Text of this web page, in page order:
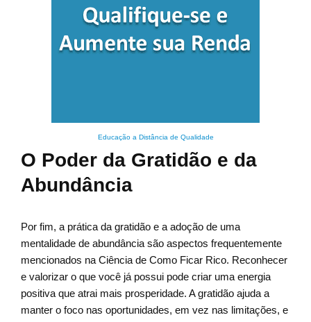
Educação a Distância de Qualidade
O Poder da Gratidão e da
Abundância
Por fim, a prática da gratidão e a adoção de uma
mentalidade de abundância são aspectos frequentemente
mencionados na Ciência de Como Ficar Rico. Reconhecer
e valorizar o que você já possui pode criar uma energia
positiva que atrai mais prosperidade. A gratidão ajuda a
manter o foco nas oportunidades, em vez nas limitações, e